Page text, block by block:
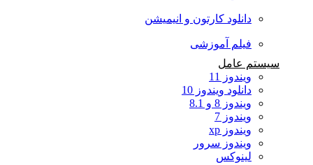
دانلود کارتون و انیمیشن
فیلم آموزشی
سیستم عامل
ویندوز 11
دانلود ویندوز 10
ویندوز 8 و 8.1
ویندوز 7
ویندوز xp
ویندوز سرور
لینوکس